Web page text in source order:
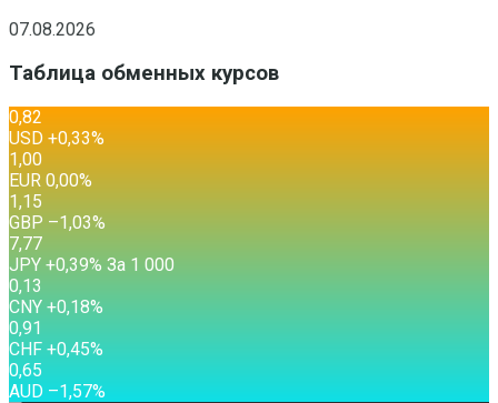
07.08.2026
Таблица обменных курсов
0,82
USD +0,33%
1,00
EUR 0,00%
1,15
GBP –1,03%
7,77
JPY +0,39% За 1 000
0,13
CNY +0,18%
0,91
CHF +0,45%
0,65
AUD –1,57%